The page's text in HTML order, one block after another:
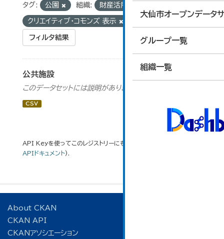
大仙市オープンデータ
グループ一覧
組織一覧
タグ: 公園 組織: 財産活用課
クリエイティブ・コモンズ 表示
フィルタ結果
公共施設
このデータセットには説明がありません
CSV
API Keyを使ってこのレジストリーにもアクセス可能です
APIドキュメント).
About CKAN
CKAN API
CKANアソシエーション